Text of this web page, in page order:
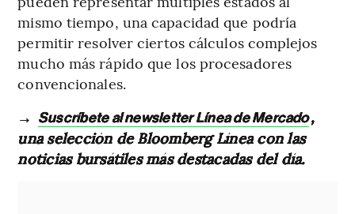
mismo tiempo, una capacidad que podría
permitir resolver ciertos cálculos complejos
mucho más rápido que los procesadores
convencionales.
→ Suscríbete al newsletter Línea de Mercado,
una selección de Bloomberg Línea con las
noticias bursátiles más destacadas del día.